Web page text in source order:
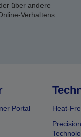
über andere
Verhaltens
Portal
Heat-